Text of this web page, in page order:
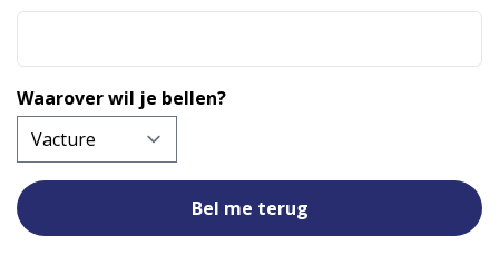
Waarover wil je bellen?